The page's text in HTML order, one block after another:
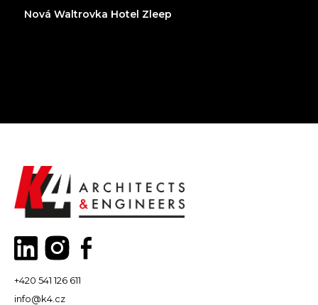
Nová Waltrovka Hotel Zleep
+420 541 126 611
info@k4.cz